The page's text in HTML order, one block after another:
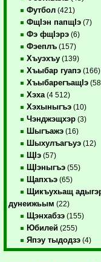
Футбол (421)
ФщIэн папщIэ (7)
Фэ фщIэрэ (6)
Фэеплъ (157)
Хъуэхъу (139)
Хъыбар гуапэ (166)
ХъыбарегъащIэ
Хэха (4 512)
Хэхыныгъэ (10)
Чэнджэщхэр (3)
Шыгъажэ (16)
Шыхулъагъуэ (12)
ЩIэ (57)
ЩIэныгъэ (55)
Щапхъэ (65)
Щикъухьащ
дунеижьым (22)
Щэнхабзэ (155)
Юбилей (255)
Япэу тыдодзэ (4)